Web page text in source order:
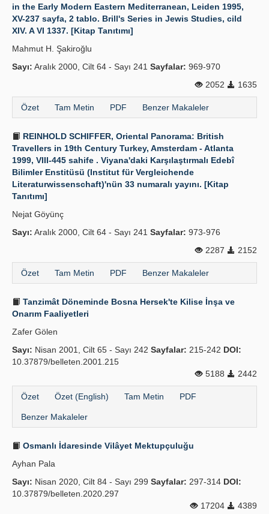
in the Early Modern Eastern Mediterranean, Leiden 1995,
XV-237 sayfa, 2 tablo. Brill's Series in Jewis Studies, cild
XIV. A VI 1337. [Kitap Tanıtımı]
Mahmut H. Şakiroğlu
Sayı: Aralık 2000, Cilt 64 - Sayı 241 Sayfalar: 969-970
2052
1635
Özet Tam Metin PDF Benzer Makaleler
REINHOLD SCHIFFER, Oriental Panorama: British
Travellers in 19th Century Turkey, Amsterdam - Atlanta
1999, VIII-445 sahife . Viyana'daki Karşılaştırmalı Edebî
Bilimler Enstitüsü (Institut für Vergleichende
Literaturwissenschaft)'nün 33 numaralı yayını. [Kitap
Tanıtımı]
Nejat Göyünç
Sayı: Aralık 2000, Cilt 64 - Sayı 241 Sayfalar: 973-976
2287
2152
Özet Tam Metin PDF Benzer Makaleler
Tanzimât Döneminde Bosna Hersek'te Kilise İnşa ve
Onarım Faaliyetleri
Zafer Gölen
Sayı: Nisan 2001, Cilt 65 - Sayı 242 Sayfalar: 215-242 DOI:
10.37879/belleten.2001.215
5188
2442
Özet Özet (English) Tam Metin PDF
Benzer Makaleler
Osmanlı İdaresinde Vilâyet Mektupçuluğu
Ayhan Pala
Sayı: Nisan 2020, Cilt 84 - Sayı 299 Sayfalar: 297-314 DOI:
10.37879/belleten.2020.297
17204
4389